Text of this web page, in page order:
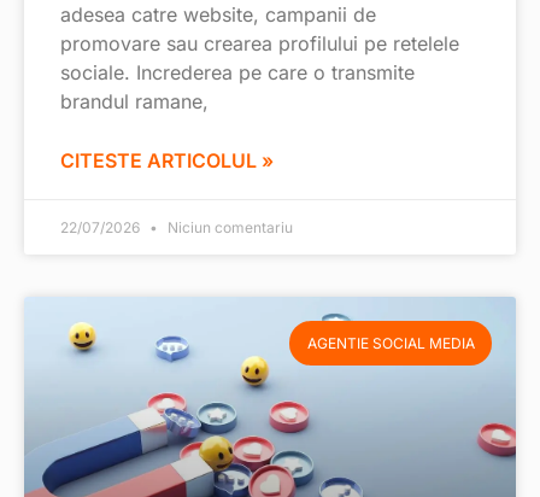
adesea catre website, campanii de
promovare sau crearea profilului pe retelele
sociale. Increderea pe care o transmite
brandul ramane,
CITESTE ARTICOLUL »
22/07/2026 Niciun comentariu
AGENTIE SOCIAL MEDIA